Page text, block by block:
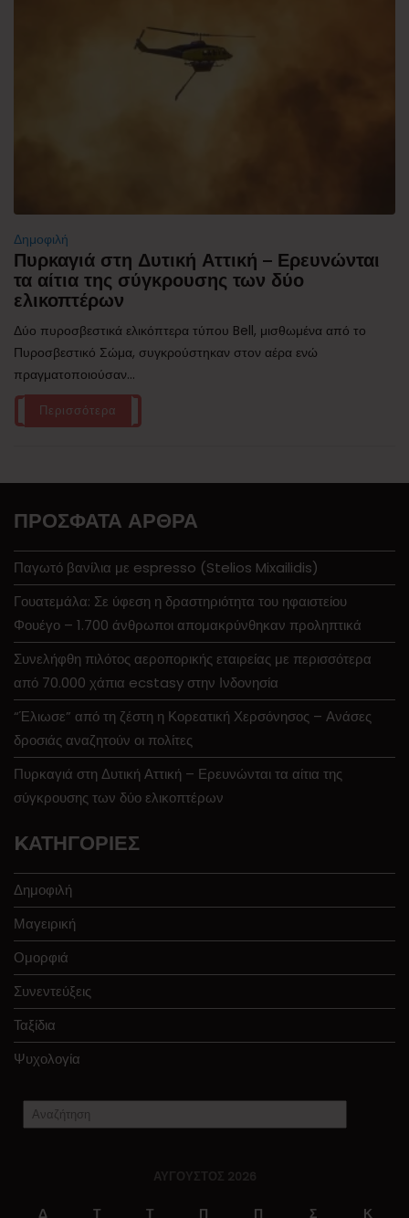
Δημοφιλή
Πυρκαγιά στη Δυτική Αττική – Ερευνώνται
τα αίτια της σύγκρουσης των δύο
ελικοπτέρων
Δύο πυροσβεστικά ελικόπτερα τύπου Bell, μισθωμένα από το
Πυροσβεστικό Σώμα, συγκρούστηκαν στον αέρα ενώ
πραγματοποιούσαν...
Περισσότερα
ΠΡΌΣΦΑΤΑ ΆΡΘΡΑ
Παγωτό βανίλια με espresso (Stelios Mixailidis)
Γουατεμάλα: Σε ύφεση η δραστηριότητα του ηφαιστείου
Φουέγο – 1.700 άνθρωποι απομακρύνθηκαν προληπτικά
Συνελήφθη πιλότος αεροπορικής εταιρείας με περισσότερα
από 70.000 χάπια ecstasy στην Ινδονησία
“Έλιωσε” από τη ζέστη η Κορεατική Χερσόνησος – Ανάσες
δροσιάς αναζητούν οι πολίτες
Πυρκαγιά στη Δυτική Αττική – Ερευνώνται τα αίτια της
σύγκρουσης των δύο ελικοπτέρων
KΑΤΗΓΟΡΊΕΣ
Δημοφιλή
Μαγειρική
Ομορφιά
Συνεντεύξεις
Ταξίδια
Ψυχολογία
ΑΎΓΟΥΣΤΟΣ 2026
Δ Τ Τ Π Π Σ Κ